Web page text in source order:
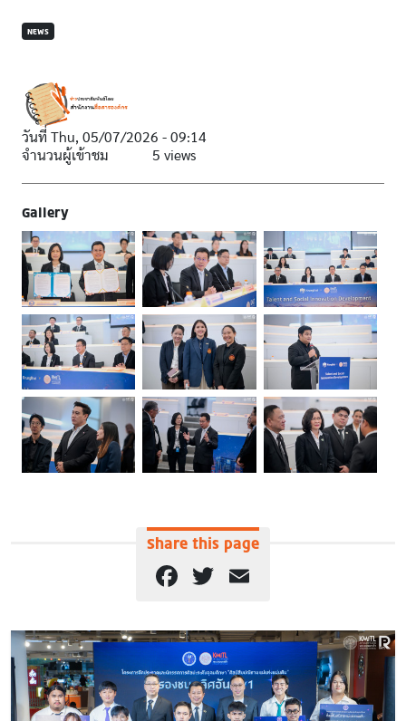
NEWS
วันที่ Thu, 05/07/2026 - 09:14
จำนวนผู้เข้าชม
5 views
Gallery
Share this page
Facebook
Twitter